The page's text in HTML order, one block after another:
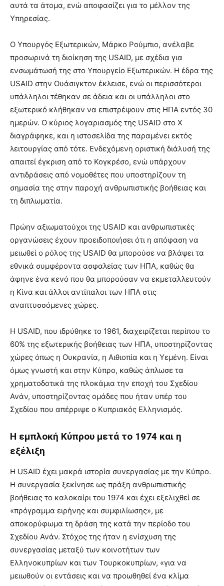
αυτά τα άτομα, ενώ αποφασίζει για το μέλλον της
Υπηρεσίας.
Ο Υπουργός Εξωτερικών, Μάρκο Ρούμπιο, ανέλαβε
προσωρινά τη διοίκηση της USAID, με σχέδια για
ενσωμάτωσή της στο Υπουργείο Εξωτερικών. Η έδρα της
USAID στην Ουάσιγκτον έκλεισε, ενώ οι περισσότεροι
υπάλληλοι τέθηκαν σε άδεια και οι υπάλληλοι στο
εξωτερικό κλήθηκαν να επιστρέψουν στις ΗΠΑ εντός 30
ημερών. Ο κύριος λογαριασμός της USAID στο X
διαγράφηκε, και η ιστοσελίδα της παραμένει εκτός
λειτουργίας από τότε. Ενδεχόμενη οριστική διάλυσή της
απαιτεί έγκριση από το Κογκρέσο, ενώ υπάρχουν
αντιδράσεις από νομοθέτες που υποστηρίζουν τη
σημασία της στην παροχή ανθρωπιστικής βοήθειας και
τη διπλωματία.
Πρώην αξιωματούχοι της USAID και ανθρωπιστικές
οργανώσεις έχουν προειδοποιήσει ότι η απόφαση να
μειωθεί ο ρόλος της USAID θα μπορούσε να βλάψει τα
εθνικά συμφέροντα ασφαλείας των ΗΠΑ, καθώς θα
άφηνε ένα κενό που θα μπορούσαν να εκμεταλλευτούν
η Κίνα και άλλοι αντίπαλοι των ΗΠΑ στις
αναπτυσσόμενες χώρες.
Η USAID, που ιδρύθηκε το 1961, διαχειρίζεται περίπου το
60% της εξωτερικής βοήθειας των ΗΠΑ, υποστηρίζοντας
χώρες όπως η Ουκρανία, η Αιθιοπία και η Υεμένη. Είναι
όμως γνωστή και στην Κύπρο, καθώς άπλωσε τα
χρηματοδοτικά της πλοκάμια την εποχή του Σχεδίου
Ανάν, υποστηρίζοντας ομάδες που ήταν υπέρ του
Σχεδίου που απέρριψε ο Κυπριακός Ελληνισμός.
Η εμπλοκή Κύπρου μετά το 1974 και η
εξέλιξη
Η USAID έχει μακρά ιστορία συνεργασίας με την Κύπρο.
Η συνεργασία ξεκίνησε ως πράξη ανθρωπιστικής
βοήθειας το καλοκαίρι του 1974 και έχει εξελιχθεί σε
«πρόγραμμα ειρήνης και συμφιλίωσης», με
αποκορύφωμα τη δράση της κατά την περίοδο του
Σχεδίου Ανάν. Στόχος της ήταν η ενίσχυση της
συνεργασίας μεταξύ των κοινοτήτων των
Ελληνοκυπρίων και των Τουρκοκυπρίων, «για να
μειωθούν οι εντάσεις και να προωθηθεί ένα κλίμα